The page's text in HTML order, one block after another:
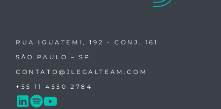
RUA IGUATEMI, 192 - CONJ. 161
SÃO PAULO – SP
CONTATO@JLEGALTEAM.COM
+55 11 4550 2784